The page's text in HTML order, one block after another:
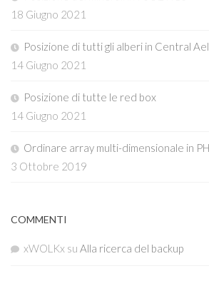
18 Giugno 2021
Posizione di tutti gli alberi in Central
14 Giugno 2021
Posizione di tutte le red box
14 Giugno 2021
Ordinare array multi-dimensionale in
3 Ottobre 2019
COMMENTI
xWOLKx su Alla ricerca del backup